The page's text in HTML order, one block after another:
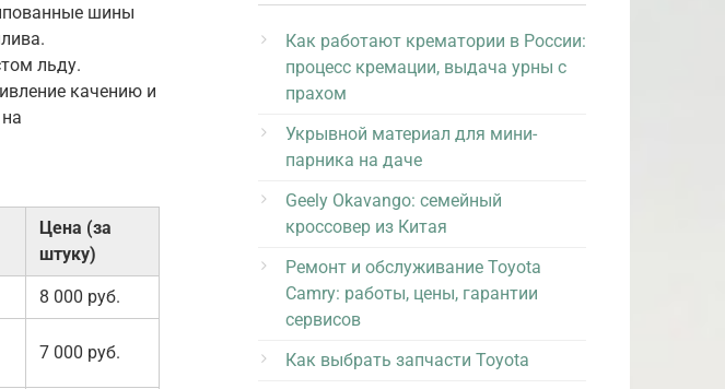
шины
льду.
качению и
Цена (за
штуку)
8 000 руб.
7 000 руб.
Как работают крематории в России:
процесс кремации, выдача урны с
прахом
Укрывной материал для мини-
парника на даче
Geely Okavango: семейный
кроссовер из Китая
Ремонт и обслуживание Toyota
Camry: работы, цены, гарантии
сервисов
Как выбрать запчасти Toyota